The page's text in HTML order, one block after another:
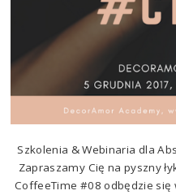
Szkolenia & Webinaria dla
Zapraszamy Cię na pyszny
CoffeeTime #08 odbędzie się